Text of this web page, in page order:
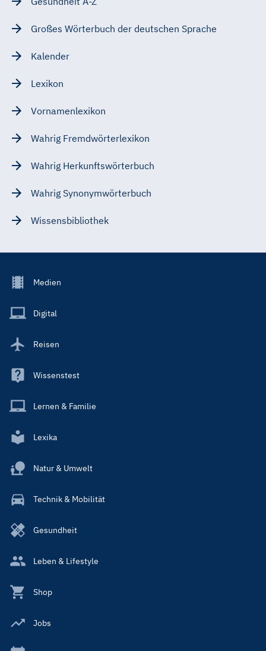
Großes Wörterbuch der deutschen Sprache
Kalender
Lexikon
Vornamenlexikon
Wahrig Fremdwörterlexikon
Wahrig Herkunftswörterbuch
Wahrig Synonymwörterbuch
Wissensbibliothek
Footer
Main
Medien
Digital
Reisen
Wissenstest
Lernen & Familie
Lexika
Natur & Umwelt
Technik & Mobilität
Gesundheit
Leben & Lifestyle
Shop
Jobs